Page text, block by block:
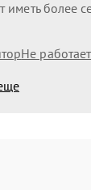
Не